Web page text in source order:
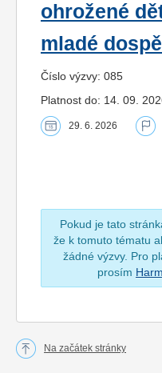
ohrožené
mladé
Číslo výzvy: 085
Platnost do: 14. 09.
29. 6. 2026
Pokud je tato
že k tomuto tématu
žádné výzvy. Pro
prosím
Na začátek stránky